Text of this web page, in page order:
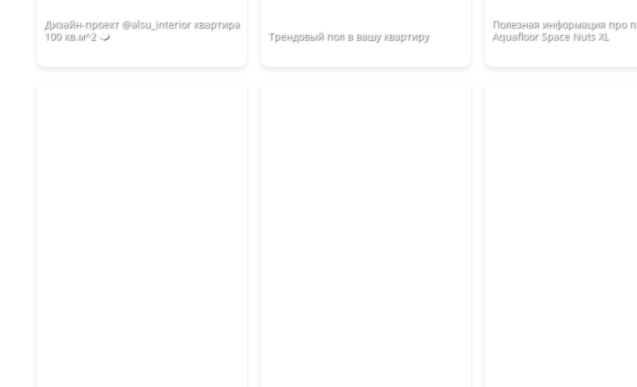
Дизайн-проект @alsu_interior квартира
100 кв.м^2 ❤️‍
Трендовый пол в вашу квартиру
Полезная информация про
Aquafloor Space Nuts XL